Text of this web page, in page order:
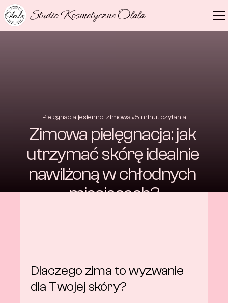
Studio Kosmetyczne Olala
Pielęgnacja jesienno-zimowa•5 minut czytania
Zimowa pielęgnacja: jak
utrzymać skórę idealnie
nawilżoną w chłodnych
miesiącach?
Dlaczego zima to wyzwanie
dla Twojej skóry?